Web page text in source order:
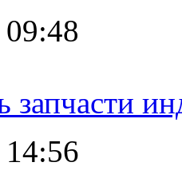
запчасти